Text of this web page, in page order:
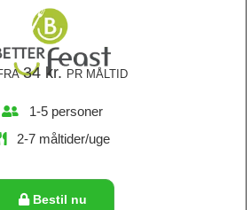
1-5 personer
2-7 måltider/uge
34 kr. PR MÅLTID
Bestil nu